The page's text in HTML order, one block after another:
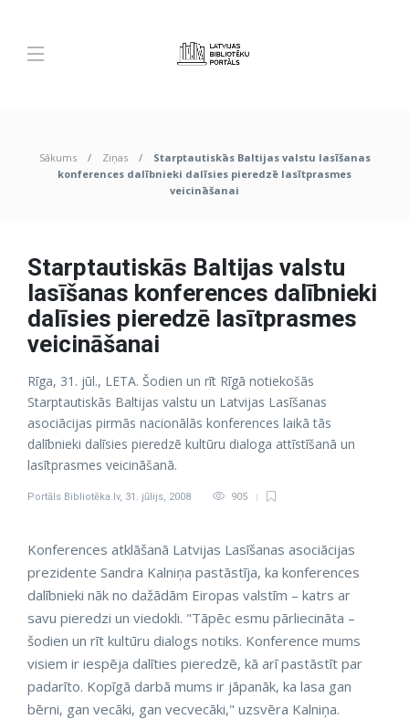
Sākums Ziņas
Starptautiskās Baltijas valstu lasīšanas
konferences dalībnieki dalīsies pieredzē lasītprasmes
veicināšanai
Starptautiskās Baltijas valstu
lasīšanas konferences dalībnieki
dalīsies pieredzē lasītprasmes
veicināšanai
Rīga, 31. jūl., LETA. Šodien un rīt Rīgā notiekošās
Starptautiskās Baltijas valstu un Latvijas Lasīšanas
asociācijas pirmās nacionālās konferences laikā tās
dalībnieki dalīsies pieredzē kultūru dialoga attīstīšanā un
lasītprasmes veicināšanā.
Portāls Bibliotēka.lv, 31. jūlijs, 2008 905
Konferences atklāšanā Latvijas Lasīšanas asociācijas
prezidente Sandra Kalniņa pastāstīja, ka konferences
dalībnieki nāk no dažādām Eiropas valstīm – katrs ar
savu pieredzi un viedokli. "Tāpēc esmu pārliecināta –
šodien un rīt kultūru dialogs notiks. Konference mums
visiem ir iespēja dalīties pieredzē, kā arī pastāstīt par
padarīto. Kopīgā darbā mums ir jāpanāk, ka lasa gan
bērni, gan vecāki, gan vecvecāki," uzsvēra Kalniņa.